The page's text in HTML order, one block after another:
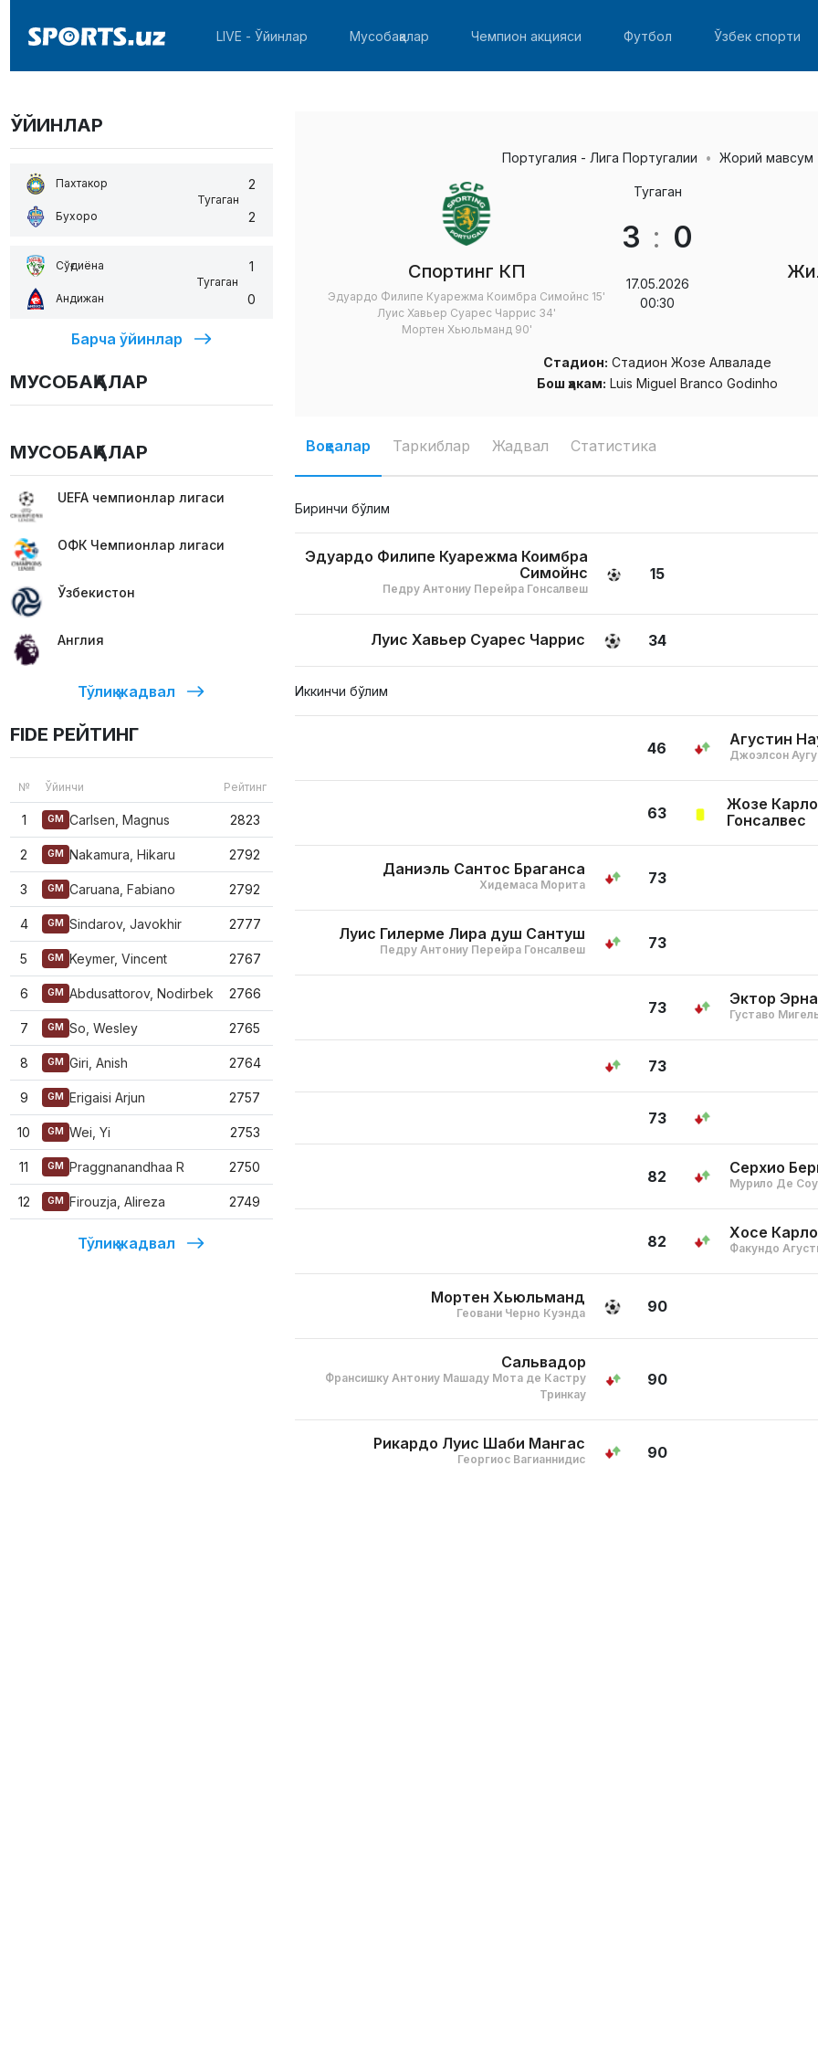
LIVE - Ўйинлар Мусобақалар Чемпион акцияси Футбол Ўзбек спорти
ЎЙИНЛАР
Пахтакор
Бухоро
Тугаган
2
2
Сўғдиёна
Андижан
Тугаган
1
0
Барча ўйинлар
МУСОБАҚАЛАР
МУСОБАҚАЛАР
UEFA чемпионлар лигаси
ОФК Чемпионлар лигаси
Ўзбекистон
Англия
Тўлиқ жадвал
FIDE РЕЙТИНГ
№ Ўйинчи Рейтинг
1 GM Carlsen, Magnus 2823
2 GM Nakamura, Hikaru 2792
3 GM Caruana, Fabiano 2792
4 GM Sindarov, Javokhir 2777
5 GM Keymer, Vincent 2767
6 GM Abdusattorov, Nodirbek 2766
7 GM So, Wesley 2765
8 GM Giri, Anish 2764
9 GM Erigaisi Arjun 2757
10 GM Wei, Yi 2753
11 GM Praggnanandhaa R 2750
12 GM Firouzja, Alireza 2749
Тўлиқ жадвал
Португалия - Лига Португалии Жорий мавсум
Спортинг КП
Эдуардо Филипе Куарежма Коимбра Симойнс 15'
Луис Хавьер Суарес Чаррис 34'
Мортен Хьюльманд 90'
Тугаган
3 : 0
17.05.2026
00:30
Стадион: Стадион Жозе Алваладе
Бош ҳакам: Luis Miguel Branco Godinho
Воқеалар Таркиблар Жадвал Статистика
Биринчи бўлим
15
Эдуардо Филипе Куарежма Коимбра
Симойнс
Педру Антониу Перейра Гонсалвеш
34
Луис Хавьер Суарес Чаррис
Иккинчи бўлим
46 Агустин
Джоэлсон
63
Жозе
Гонсалвес
73
Даниэль Сантос Браганса
Хидемаса Морита
73
Луис Гилерме Лира душ Сантуш
Педру Антониу Перейра Гонсалвеш
73 Эктор
Густаво
73
73
82 Серхио
Мурило Де
82 Хосе
Факундо
90
Мортен Хьюльманд
Геовани Черно Куэнда
90
Сальвадор
Франсишку Антониу Машаду Мота де Кастру
Тринкау
90
Рикардо Луис Шаби Мангас
Георгиос Вагианнидис